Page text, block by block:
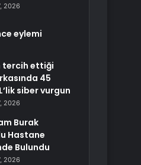
2026
eylemi
tercih ettiği
45
siber vurgun
2026
Burak
Hastane
Bulundu
2026